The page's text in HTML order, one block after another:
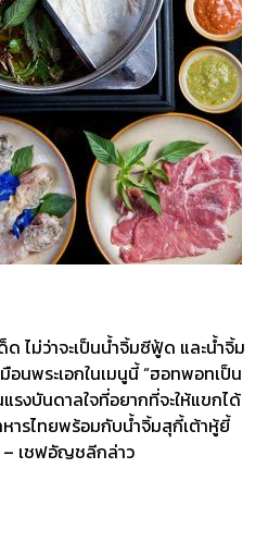
ไม่ว่าจะเป็นน้ำจิ้มซีฟู้ด และน้ำจิ้ม
อนพระเอกในเมนูนี้ “ฮอทพอทเป็น
รงบันดาลใจที่อยากที่จะให้แขกได้
ารไทยพร้อมกับน้ำจิ้มสุกี้เต้าหู้ยี้
– เชฟอัญชลีกล่าว